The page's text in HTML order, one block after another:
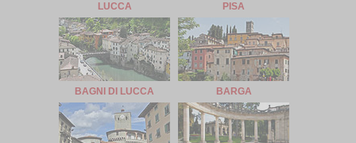
LUCCA PISA
BAGNI DI LUCCA BARGA